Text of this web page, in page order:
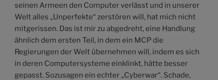
seinen Armeen den Computer verlässt und in unserer
Welt alles „Unperfekte“ zerstören will, hat mich nicht
mitgerissen. Das ist mir zu abgedreht, eine Handlung
ähnlich dem ersten Teil, in dem ein MCP die
Regierungen der Welt übernehmen will, indem es sich
in deren Computersysteme einklinkt, hätte besser
gepasst. Sozusagen ein echter „Cyberwar“. Schade,